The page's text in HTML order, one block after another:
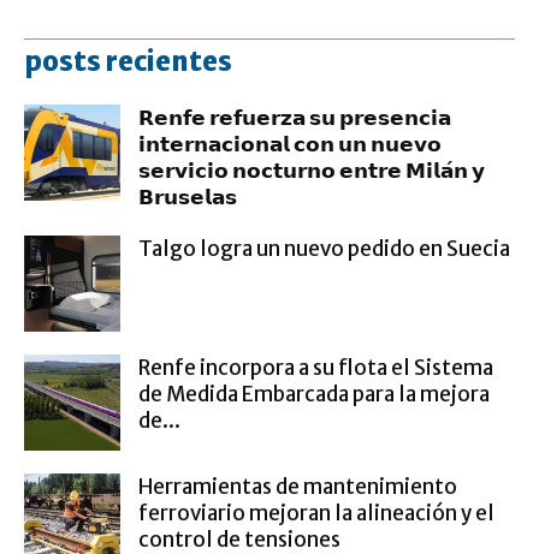
posts recientes
𝗥𝗲𝗻𝗳𝗲 𝗿𝗲𝗳𝘂𝗲𝗿𝘇𝗮 𝘀𝘂 𝗽𝗿𝗲𝘀𝗲𝗻𝗰𝗶𝗮
𝗶𝗻𝘁𝗲𝗿𝗻𝗮𝗰𝗶𝗼𝗻𝗮𝗹 𝗰𝗼𝗻 𝘂𝗻 𝗻𝘂𝗲𝘃𝗼
𝘀𝗲𝗿𝘃𝗶𝗰𝗶𝗼 𝗻𝗼𝗰𝘁𝘂𝗿𝗻𝗼 𝗲𝗻𝘁𝗿𝗲 𝗠𝗶𝗹𝗮́𝗻 𝘆
𝗕𝗿𝘂𝘀𝗲𝗹𝗮𝘀
Talgo logra un nuevo pedido en Suecia
Renfe incorpora a su flota el Sistema
de Medida Embarcada para la mejora
de...
Herramientas de mantenimiento
ferroviario mejoran la alineación y el
control de tensiones